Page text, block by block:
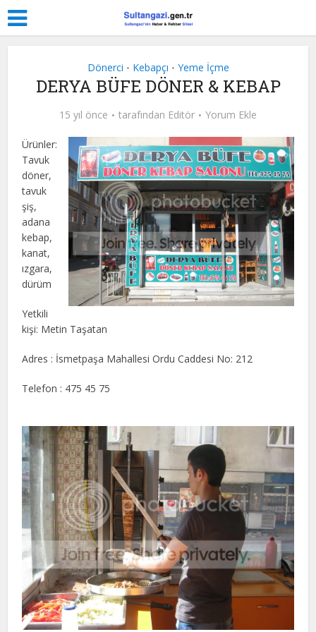
Dönerci • Kebapçı • Yeme İçme
DERYA BÜFE DÖNER & KEBAP
15 yıl önce tarafından Editör Yorum Ekle
Ürünler:
Tavuk
döner,
tavuk
şiş,
adana
kebap,
kanat,
ızgara,
dürüm
Yetkili
kişi: Metin Taşatan
Adres : İsmetpaşa Mahallesi Ordu Caddesi No: 212
Telefon : 475 45 75